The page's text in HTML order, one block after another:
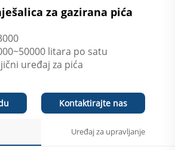
za gazirana pića
litara po satu
uređaj za pića
Kontaktirajte nas
Uređaj za upravljanje